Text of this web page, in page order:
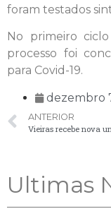
foram testados
No primeiro
processo foi
para Covid-19.
dezembro
ANTERIOR
Ultimas